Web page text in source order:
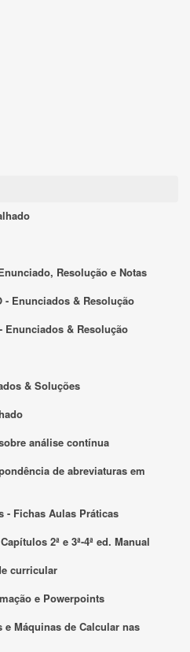
Resolução e Notas
- Enunciados & Resolução
Enunciados & Resolução
& Soluções
análise contínua
de abreviaturas em
- Fichas Aulas Práticas
2ª e 3ª-4ª ed. Manual
curricular
e Powerpoints
e Máquinas de Calcular nas